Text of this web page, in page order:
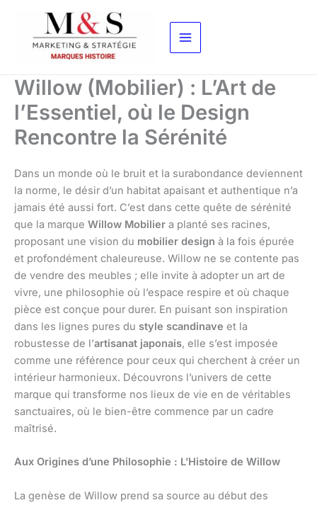
contenu
Willow (Mobilier) : L’Art de
l’Essentiel, où le Design
Rencontre la Sérénité
Dans un monde où le bruit et la surabondance deviennent
la norme, le désir d’un habitat apaisant et authentique n’a
jamais été aussi fort. C’est dans cette quête de sérénité
que la marque Willow Mobilier a planté ses racines,
proposant une vision du mobilier design à la fois épurée
et profondément chaleureuse. Willow ne se contente pas
de vendre des meubles ; elle invite à adopter un art de
vivre, une philosophie où l’espace respire et où chaque
pièce est conçue pour durer. En puisant son inspiration
dans les lignes pures du style scandinave et la
robustesse de l’artisanat japonais, elle s’est imposée
comme une référence pour ceux qui cherchent à créer un
intérieur harmonieux. Découvrons l’univers de cette
marque qui transforme nos lieux de vie en de véritables
sanctuaires, où le bien-être commence par un cadre
maîtrisé.
Aux Origines d’une Philosophie : L’Histoire de Willow
La genèse de Willow prend sa source au début des